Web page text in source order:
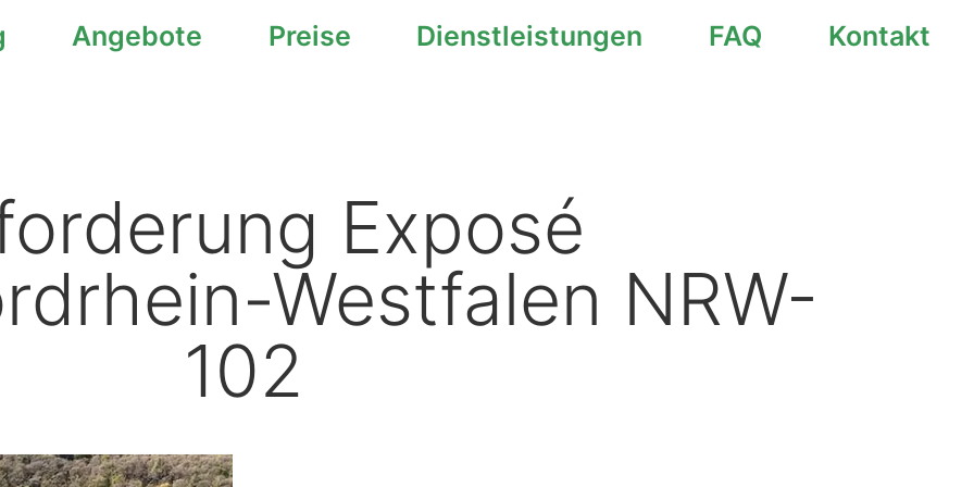
Angebote Preise Dienstleistungen FAQ Kontakt
Exposé
Westfalen NRW-
102